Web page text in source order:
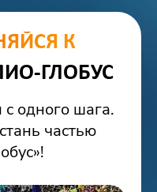
К
ГЛОБУС
одного шага.
частью